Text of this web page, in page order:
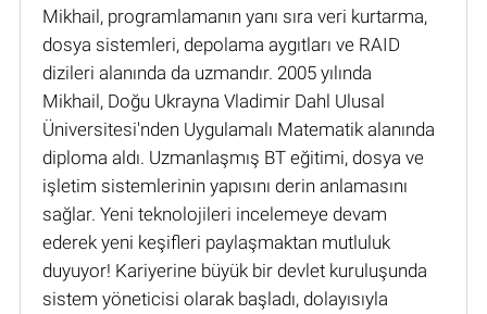
Mikhail, programlamanın yanı sıra veri kurtarma,
dosya sistemleri, depolama aygıtları ve RAID
dizileri alanında da uzmandır. 2005 yılında
Mikhail, Doğu Ukrayna Vladimir Dahl Ulusal
Üniversitesi'nden Uygulamalı Matematik alanında
diploma aldı. Uzmanlaşmış BT eğitimi, dosya ve
işletim sistemlerinin yapısını derin anlamasını
sağlar. Yeni teknolojileri incelemeye devam
ederek yeni keşifleri paylaşmaktan mutluluk
duyuyor! Kariyerine büyük bir devlet kuruluşunda
sistem yöneticisi olarak başladı, dolayısıyla